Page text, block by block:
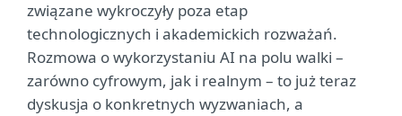
związane wykroczyły poza etap
technologicznych i akademickich rozważań.
Rozmowa o wykorzystaniu AI na polu walki –
zarówno cyfrowym, jak i realnym – to już teraz
dyskusja o konkretnych wyzwaniach, a